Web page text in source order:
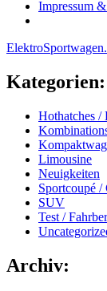
Impressum
Kategorien:
Hothatches /
Limousine
Neuigkeiten
Sportcoupé /
SUV
Test /
Archiv: